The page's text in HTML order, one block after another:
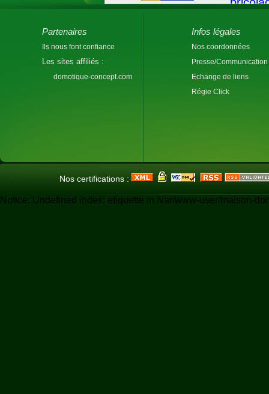
Partenaires
Ils nous font confiance
Les sites affiliés :
domotique-concept.com
Infos légales
Nos coordonnées
Presse/Communication
Echange de liens
Régie Click
Nos certifications :
Notice: Undefined index: etiquette in /var/www-user/maison-